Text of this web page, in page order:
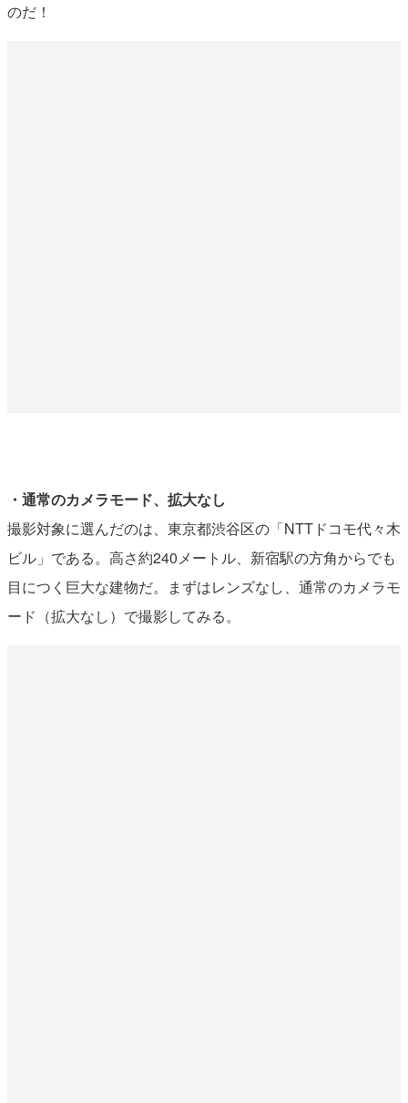
のだ！
・通常のカメラモード、拡大なし
撮影対象に選んだのは、東京都渋谷区の「NTTドコモ代々木
ビル」である。高さ約240メートル、新宿駅の方角からでも
目につく巨大な建物だ。まずはレンズなし、通常のカメラモ
ード（拡大なし）で撮影してみる。